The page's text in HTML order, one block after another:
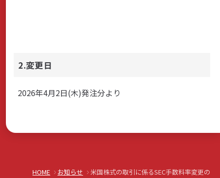
2.変更日
2026年4月2日(木)発注分より
HOME お知らせ
米国株式の取引に係るSEC手数料率変更の